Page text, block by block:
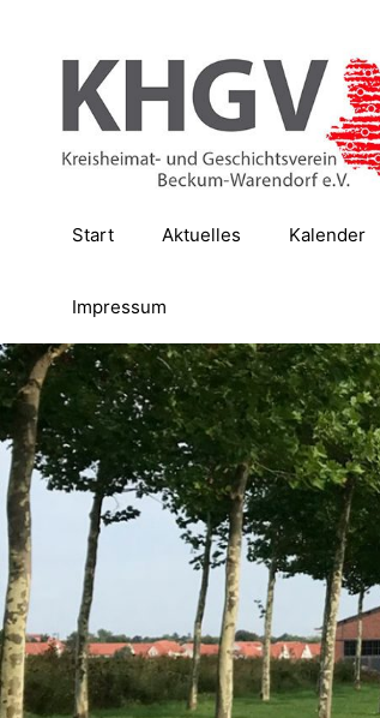
Start Aktuelles Kalender
Impressum